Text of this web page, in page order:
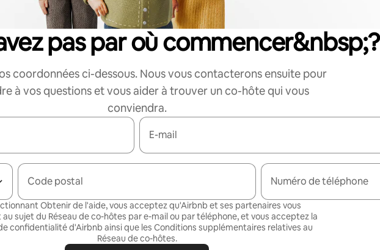
pas par où commencer&nbsp;?
coordonnées ci-dessous. Nous vous contacterons ensuite pour
à vos questions et vous aider à trouver un co-hôte qui vous
conviendra.
E-mail
Code postal Numéro de téléphone
Obtenir de l'aide, vous acceptez qu'Airbnb et ses partenaires vous
sujet du Réseau de co-hôtes par e-mail ou par téléphone, et vous acceptez la
confidentialitéd'Airbnb ainsi que les Conditions supplémentaires relatives au
Réseau de co-hôtes.